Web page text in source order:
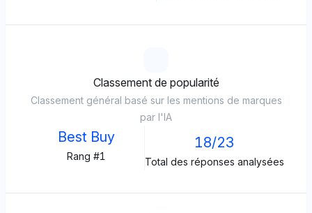
Classement de popularité
Classement général basé sur les mentions de marques
par l'IA
Best Buy
Rang #1
18/23
Total des réponses analysées